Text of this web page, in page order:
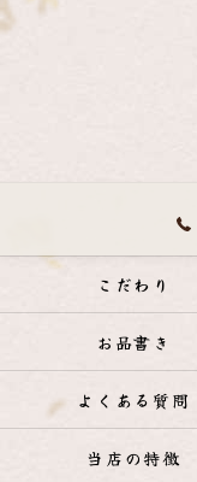
こだわり
お品書き
よくある質問
当店の特徴